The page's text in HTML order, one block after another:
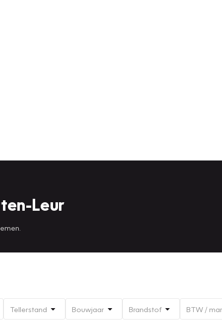
Leur
Tellerstand Bouwjaar Brandstof BTW /